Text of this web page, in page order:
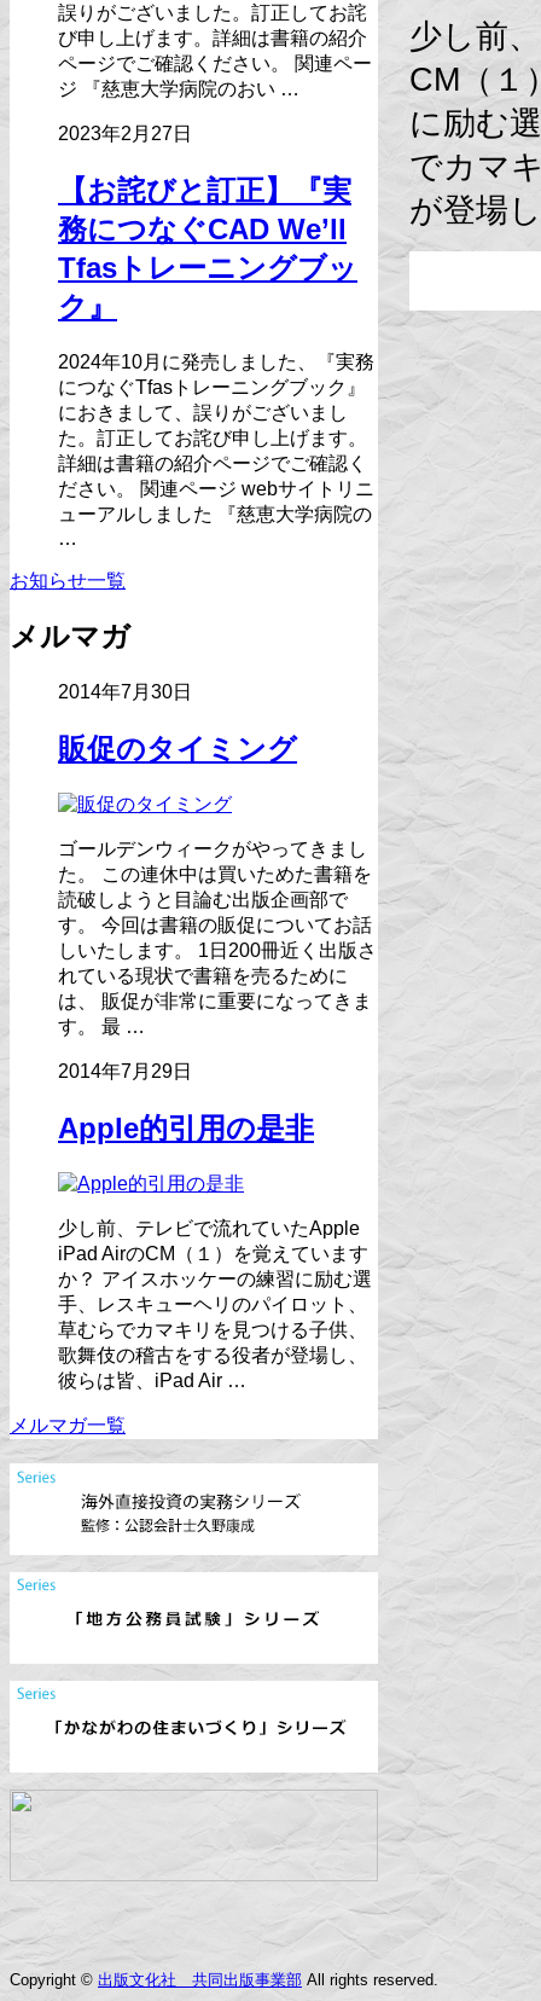
少し前
CM（１
に励む
でカマ
が登場
誤りがございました。訂正してお詫
び申し上げます。詳細は書籍の紹介
ページでご確認ください。 関連ペー
ジ 『慈恵大学病院のおい …
2023年2月27日
【お詫びと訂正】『実
務につなぐCAD We’ll
Tfasトレーニングブッ
ク』
2024年10月に発売しました、『実務
につなぐTfasトレーニングブック』
におきまして、誤りがございまし
た。訂正してお詫び申し上げます。
詳細は書籍の紹介ページでご確認く
ださい。 関連ページ webサイトリニ
ューアルしました 『慈恵大学病院の
…
お知らせ一覧
メルマガ
2014年7月30日
販促のタイミング
ゴールデンウィークがやってきまし
た。 この連休中は買いためた書籍を
読破しようと目論む出版企画部で
す。 今回は書籍の販促についてお話
しいたします。 1日200冊近く出版さ
れている現状で書籍を売るために
は、 販促が非常に重要になってきま
す。 最 …
2014年7月29日
Apple的引用の是非
少し前、テレビで流れていたApple
iPad AirのCM（１）を覚えています
か？ アイスホッケーの練習に励む選
手、レスキューヘリのパイロット、
草むらでカマキリを見つける子供、
歌舞伎の稽古をする役者が登場し、
彼らは皆、iPad Air …
メルマガ一覧
Copyright © 出版文化社 共同出版事業部 All rights reserved.